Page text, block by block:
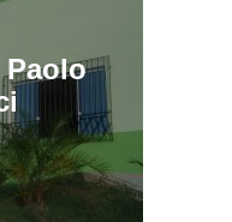
Paolo